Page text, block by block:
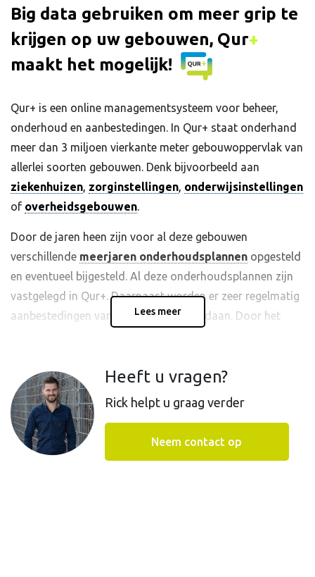
Big data gebruiken om meer grip te
krijgen op uw gebouwen, Qur+
maakt het mogelijk!
Qur+ is een online managementsysteem voor beheer,
onderhoud en aanbestedingen. In Qur+ staat onderhand
meer dan 3 miljoen vierkante meter gebouwoppervlak van
allerlei soorten gebouwen. Denk bijvoorbeeld aan
ziekenhuizen, zorginstellingen, onderwijsinstellingen
of overheidsgebouwen.
Door de jaren heen zijn voor al deze gebouwen
verschillende meerjaren onderhoudsplannen opgesteld
en eventueel bijgesteld. Al deze onderhoudsplannen zijn
vastgelegd in Qur+. Daarnaast worden er zeer regelmatig
aanbestedingen vanuit het systeem gedaan. Door het
hoeveelheid data.
Bij Quadrance beseffen wij ons dat dit zeer waardevolle
data is. Niet alleen voor onszelf en onze klanten maar
eigenlijk voor de hele sector. Daarom hebben wij met
behulp van de data uit Qur+ de kostenmonitor opgesteld.
Lees meer
Heeft u vragen?
Rick helpt u graag verder
Neem contact op